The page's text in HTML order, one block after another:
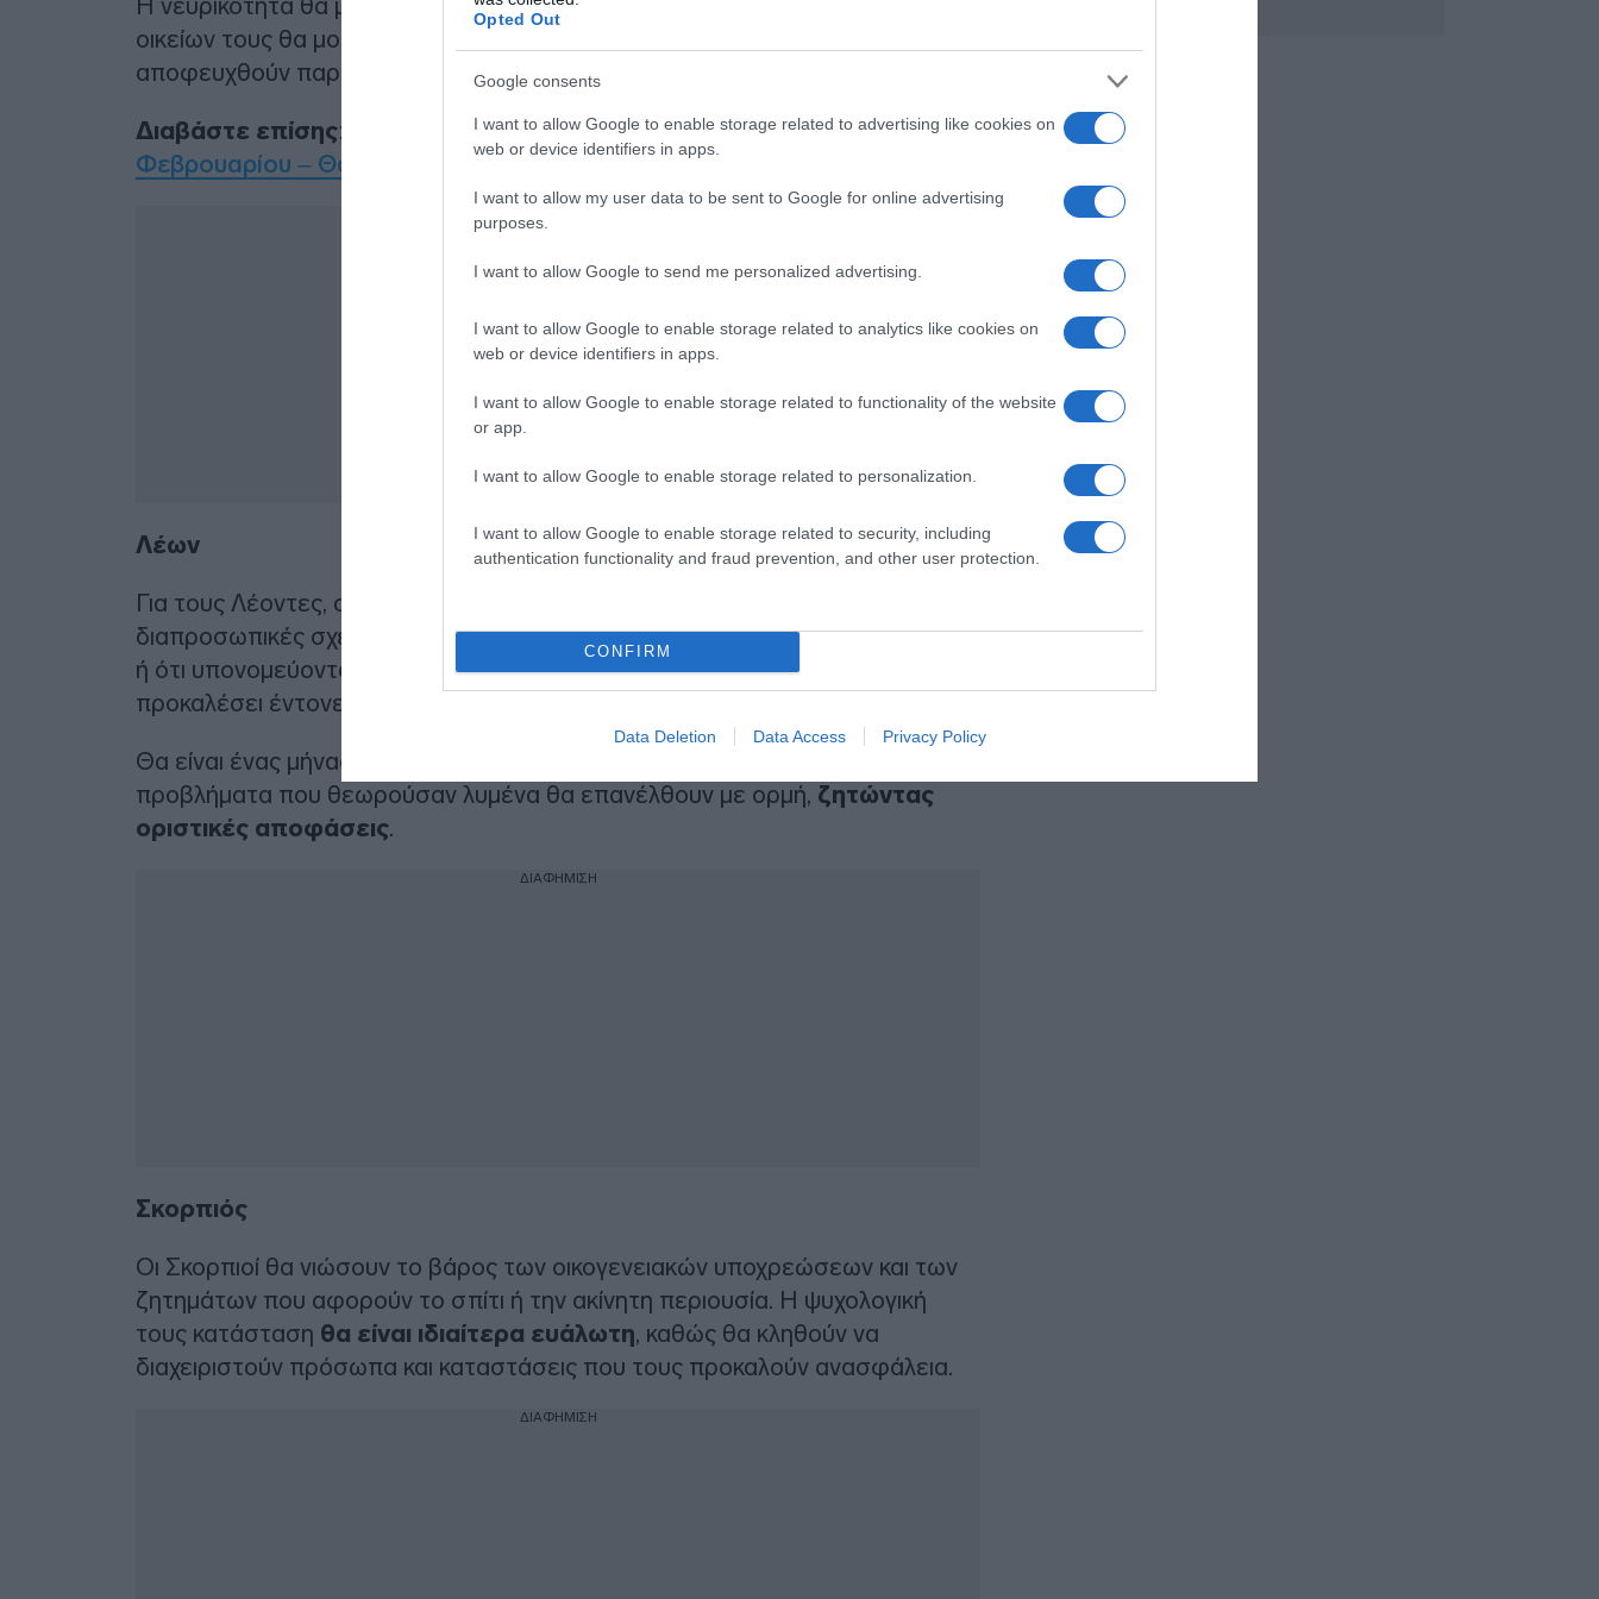
Opted Out
Google consents
I want to allow Google to enable storage related to advertising like cookies on
web or device identifiers in apps.
I want to allow my user data to be sent to Google for online advertising
purposes.
I want to allow Google to send me personalized advertising.
I want to allow Google to enable storage related to analytics like cookies on
web or device identifiers in apps.
I want to allow Google to enable storage related to functionality of the website
or app.
I want to allow Google to enable storage related to personalization.
I want to allow Google to enable storage related to security, including
authentication functionality and fraud prevention, and other user protection.
CONFIRM
Data Deletion Data Access Privacy Policy
οικείων τους θα μοιάζουν ανυπέρβλητες, απαιτώντας ψυχραιμία για να
αποφευχθούν παρεξηγήσεις.
Διαβάστε επίσης:
Ζώδια: Αυτά θα είναι τα 3 πιο τυχερά του
Φεβρουαρίου – Θα δουν την τύχη τους να χαμογελά
Λέων
Για τους Λέοντες, ο Φεβρουάριος εστιάζει τις δυσκολίες του στις
διαπροσωπικές σχέσεις και τις συνεργασίες. Η αίσθηση ότι δεν εισακούονται
ή ότι υπονομεύονται από τον σύντροφο ή τους συνεργάτες τους θα
προκαλέσει έντονες συγκρούσεις και το αίσθημα της απογοήτευσης.
Θα είναι ένας μήνας όπου οι εγωισμοί θα βγουν στην επιφάνεια, ενώ παλιά
προβλήματα που θεωρούσαν λυμένα θα επανέλθουν με ορμή, ζητώντας
οριστικές αποφάσεις.
ΔΙΑΦΗΜΙΣΗ
Σκορπιός
Οι Σκορπιοί θα νιώσουν το βάρος των οικογενειακών υποχρεώσεων και των
ζητημάτων που αφορούν το σπίτι ή την ακίνητη περιουσία. Η ψυχολογική
τους κατάσταση θα είναι ιδιαίτερα ευάλωτη, καθώς θα κληθούν να
διαχειριστούν πρόσωπα και καταστάσεις που τους προκαλούν ανασφάλεια.
ΔΙΑΦΗΜΙΣΗ